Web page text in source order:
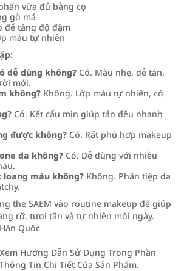
vừa đủ bằng cọ
gò má
để tăng độ đậm
màu tự nhiên
dễ dùng không? Có. Màu nhẹ, dễ tán,
mới.
không? Không. Lớp màu tự nhiên, có
Có. Kết cấu mịn giúp tán đều nhanh
được không? Có. Rất phù hợp makeup
da không? Có. Dễ dùng với nhiều
loang màu không? Không. Phấn tiệp da
the SAEM vào routine makeup để giúp
rỡ, tươi tắn và tự nhiên mỗi ngày.
Hàn Quốc
Xem Hướng Dẫn Sử Dụng Trong Phần
Thông Tin Chi Tiết Của Sản Phẩm.